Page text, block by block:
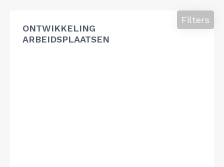
ONTWIKKELING
ARBEIDSPLAATSEN
Filters